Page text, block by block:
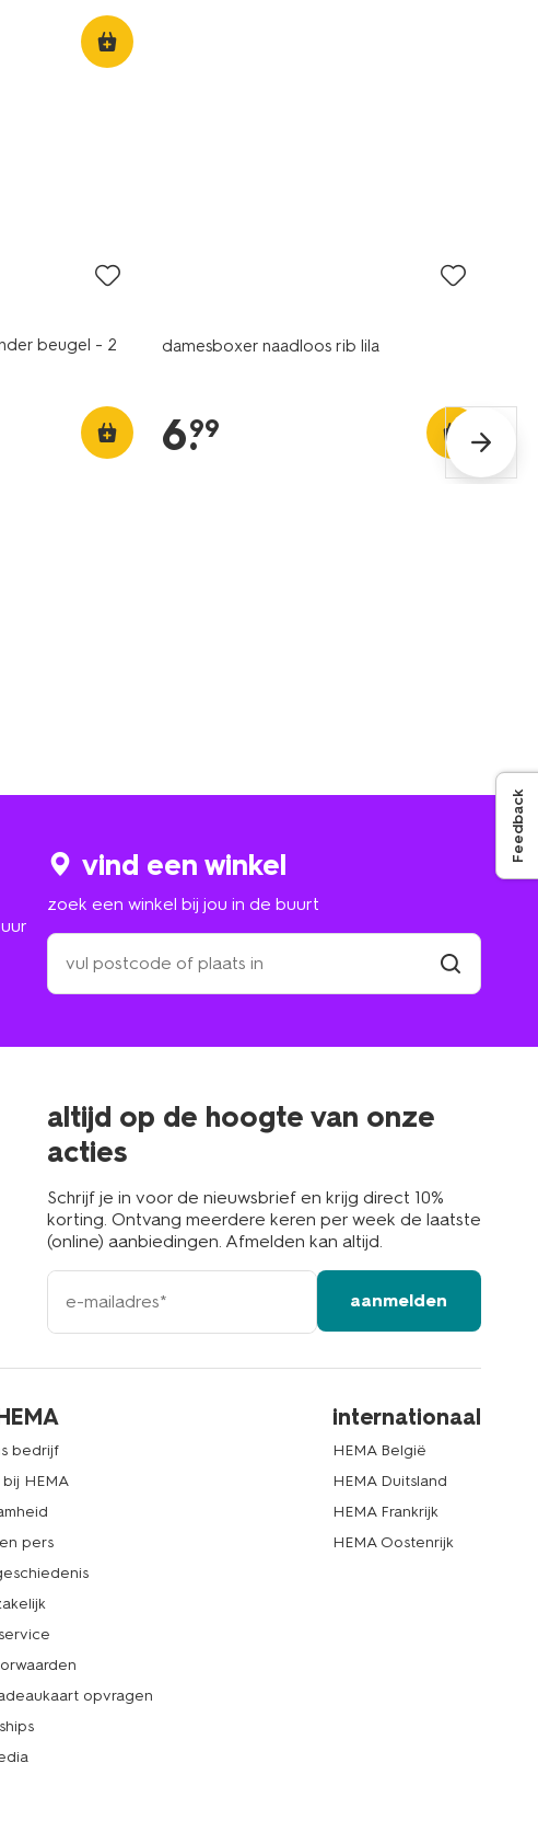
beugel - 2
damesboxer naadloos rib lila
6.
99
vind een winkel
zoek een winkel bij jou in de buurt
zoek
een
winkel
in
altijd op de hoogte van onze
acties
Schrijf je in voor de nieuwsbrief en krijg direct 10%
korting. Ontvang meerdere keren per week de laatste
(online) aanbiedingen. Afmelden kan altijd.
e-
mailadres
aanmelden
bedrijf
HEMA
pers
opvragen
internationaal
HEMA België
HEMA Duitsland
HEMA Frankrijk
HEMA Oostenrijk
Feedback